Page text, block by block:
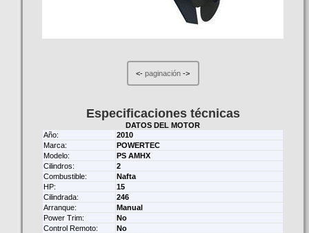
<-paginación ->
Especificaciones técnicas
DATOS DEL MOTOR
Año:
2010
Marca:
POWERTEC
Modelo:
PS AMHX
Cilindros:
2
Combustible:
Nafta
HP:
15
Cilindrada:
246
Arranque:
Manual
Power Trim:
No
Control Remoto:
No